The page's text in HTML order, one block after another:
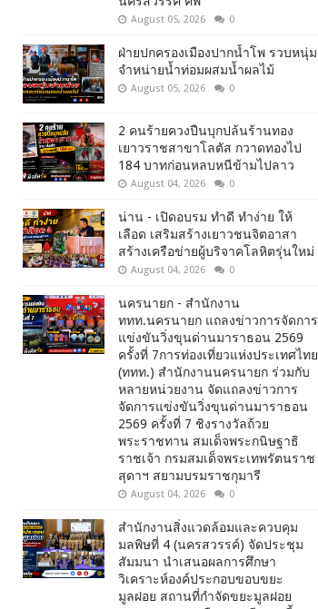
August 05, 2026 0
ฝ่ายปกครองเมืองปากน้ำโพ รวบหนุ่ม
จำหน่ายน้ำท่อมผสมน้ำผลไม้
August 05, 2026 0
2 คนร้ายควงปืนบุกปล้นร้านทอง
เยาวราชสาขาโลตัส กวาดทองไป
184 บาทก่อนหลบหนีข้ามไปลาว
August 04, 2026 0
น่าน - เปิดอบรม ทำดี ทำง่าย ให้
เลือด เสริมสร้างเยาวชนจิตอาสา
สร้างเครือข่ายผู้บริจาคโลหิตรุ่นใหม่
August 04, 2026 0
นครนายก - สำนักงาน
ททท.นครนายก แถลงข่าวการจัดการ
แข่งขันวิ่งขุนด่านมาราธอน 2569
ครั้งที่ 7การท่องเที่ยวแห่งประเทศไทย
(ททท.) สำนักงานนครนายก ร่วมกับ
หลายหน่วยงาน จัดแถลงข่าวการ
จัดการแข่งขันวิ่งขุนด่านมาราธอน
2569 ครั้งที่ 7 ชิงรางวัลถ้วย
พระราชทาน สมเด็จพระกนิษฐาธิ
ราชเจ้า กรมสมเด็จพระเทพรัตนราช
สุดาฯ สยามบรมราชกุมารี
August 04, 2026 0
สำนักงานสิ่งแวดล้อมและควบคุม
มลพิษที่ 4 (นครสวรรค์) จัดประชุม
สัมมนา นำเสนอผลการศึกษา
วิเคราะห์องค์ประกอบขอบขยะ
มูลฝอย สถานที่กำจัดขยะมูลฝอย